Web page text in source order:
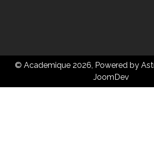
© Academique 2026, Powered by
JoomDev